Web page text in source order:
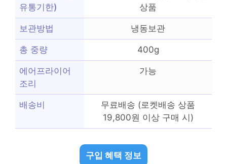
유통기한)
상품
보관방법 냉동보관
총 중량 400g
에어프라이어
조리
가능
배송비
무료배송 (로켓배송 상품
19,800원 이상 구매 시)
구입 혜택 정보